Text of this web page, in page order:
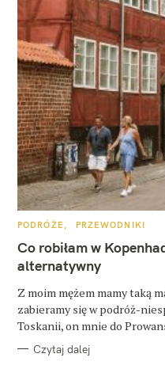
K
T
E
G
O
I
E
PODRÓŻE PRZEWODNIKI
Co robiłam w
alternatywny
Z moim mężem mamy taką
zabieramy się w podróż-
Toskanii, on mnie do
Czytaj dalej